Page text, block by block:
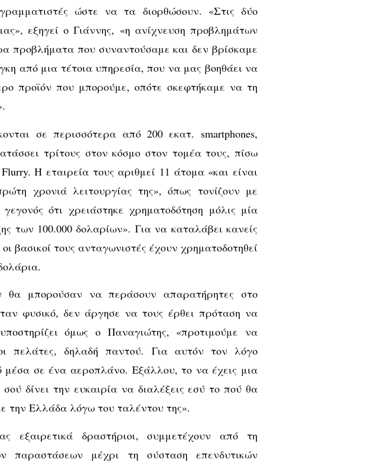
ώστε να τα διορθώσουν. «Στις δύο
εξηγεί ο Γιάννης, «η ανίχνευση προβλημάτων
προβλήματα που συναντούσαμε και δεν βρίσκαμε
από μια τέτοια υπηρεσία, που να μας βοηθάει να
προϊόν που μπορούμε, οπότε σκεφτήκαμε να τη
σε περισσότερα από 200 εκατ. smartphones,
τρίτους στον κόσμο στον τομέα τους, πίσω
Η εταιρεία τους αριθμεί 11 άτομα «και είναι
χρονιά λειτουργίας της», όπως τονίζουν με
ότι χρειάστηκε χρηματοδότηση μόλις μία
των 100.000 δολαρίων». Για να καταλάβει κανείς
βασικοί τους ανταγωνιστές έχουν χρηματοδοτηθεί
θα μπορούσαν να περάσουν απαρατήρητες στο
φυσικό, δεν άργησε να τους έρθει πρόταση να
όμως ο Παναγιώτης, «προτιμούμε να
πελάτες, δηλαδή παντού. Για αυτόν τον λόγο
μέσα σε ένα αεροπλάνο. Εξάλλου, το να έχεις μια
σού δίνει την ευκαιρία να διαλέξεις εσύ το πού θα
την Ελλάδα λόγω του ταλέντου της».
δραστήριοι, συμμετέχουν από τη
παραστάσεων μέχρι τη σύσταση επενδυτικών